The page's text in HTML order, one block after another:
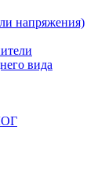
напряжения)
вида